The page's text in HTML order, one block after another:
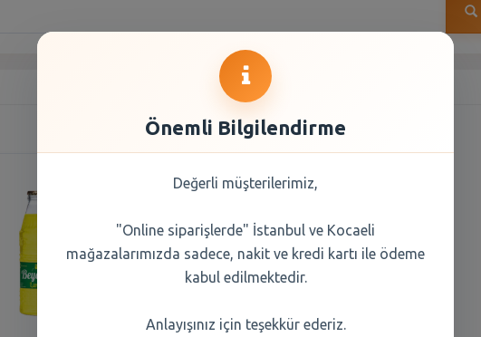
Önemli Bilgilendirme
Değerli müşterilerimiz,
"Online siparişlerde" İstanbul ve Kocaeli
mağazalarımızda sadece, nakit ve kredi kartı ile ödeme
kabul edilmektedir.
Anlayışınız için teşekkür ederiz.